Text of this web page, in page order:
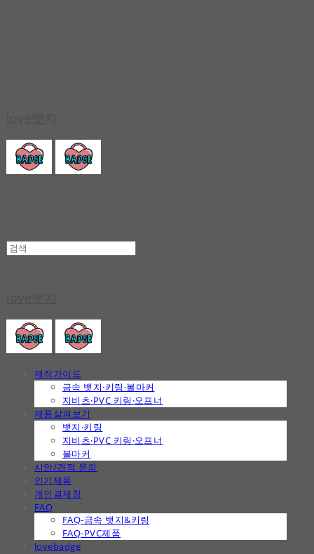
제작가이드
금속 뱃지·키링·볼마커
지비츠·PVC 키링·오프너
제품살펴보기
뱃지·키링
지비츠·PVC 키링·오프너
볼마커
시안/견적 문의
인기제품
개인결제창
FAQ
FAQ-금속 뱃지&키링
FAQ-PVC제품
lovebadge